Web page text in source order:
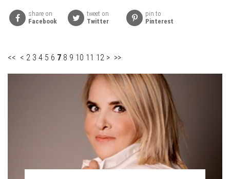
share on
Facebook
tweet on
Twitter
pin to
Pinterest
<< < 2 3 4 5 6 7 8 9 10 11 12 > >>